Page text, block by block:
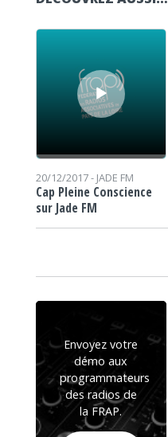
Lecteur audio
20/12/2017 - JADE FM
Cap Pleine Conscience
sur Jade FM
Envoyez votre
démo aux
programmateurs
des radios de
la FRAP.